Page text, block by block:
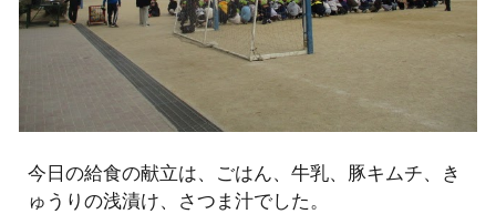
今日の給食の献立は、ごはん、牛乳、豚キムチ、き
ゅうりの浅漬け、さつま汁でした。